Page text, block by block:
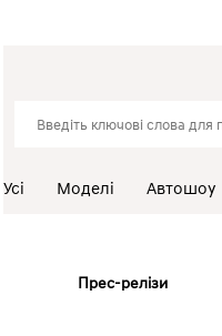
Усі Моделі Автошоу
Прес-релізи